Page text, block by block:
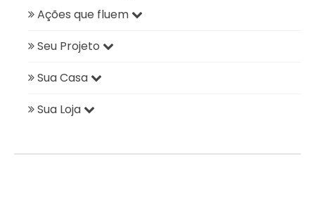
Ações que fluem
Seu Projeto
Sua Casa
Sua Loja